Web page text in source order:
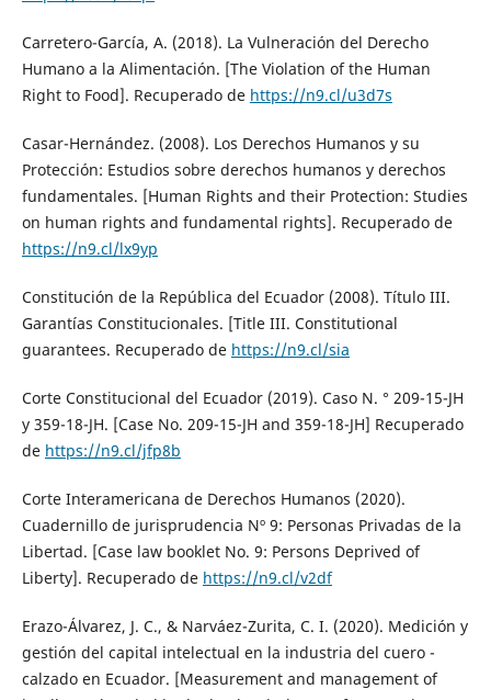
Carretero-García, A. (2018). La Vulneración del Derecho
Humano a la Alimentación. [The Violation of the Human
Right to Food]. Recuperado de https://n9.cl/u3d7s
Casar-Hernández. (2008). Los Derechos Humanos y su
Protección: Estudios sobre derechos humanos y derechos
fundamentales. [Human Rights and their Protection: Studies
on human rights and fundamental rights]. Recuperado de
https://n9.cl/lx9yp
Constitución de la República del Ecuador (2008). Título III.
Garantías Constitucionales. [Title III. Constitutional
guarantees. Recuperado de https://n9.cl/sia
Corte Constitucional del Ecuador (2019). Caso N. ° 209-15-JH
y 359-18-JH. [Case No. 209-15-JH and 359-18-JH] Recuperado
de https://n9.cl/jfp8b
Corte Interamericana de Derechos Humanos (2020).
Cuadernillo de jurisprudencia Nº 9: Personas Privadas de la
Libertad. [Case law booklet No. 9: Persons Deprived of
Liberty]. Recuperado de https://n9.cl/v2df
Erazo-Álvarez, J. C., & Narváez-Zurita, C. I. (2020). Medición y
gestión del capital intelectual en la industria del cuero -
calzado en Ecuador. [Measurement and management of